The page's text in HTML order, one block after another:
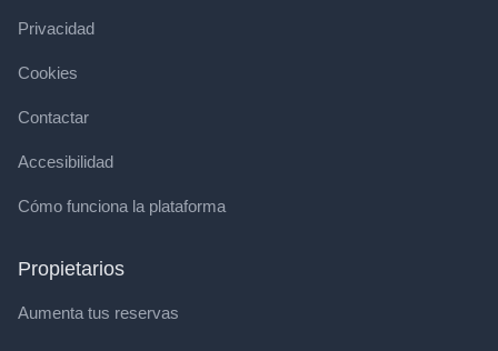
Privacidad
Cookies
Contactar
Accesibilidad
Cómo funciona la plataforma
Propietarios
Aumenta tus reservas